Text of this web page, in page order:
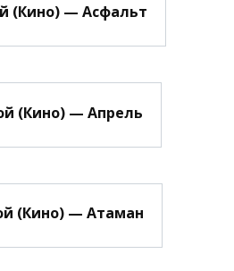
(Кино) — Асфальт
(Кино) — Апрель
(Кино) — Атаман